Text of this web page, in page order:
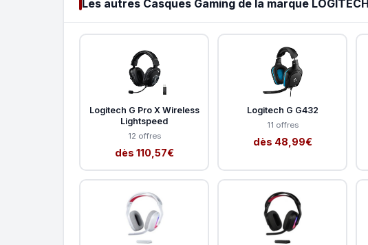
Les autres Casques Gaming de la marque LOGITECH
Logitech G Pro X Wireless
Lightspeed
12 offres
dès 110,57€
Logitech G G432
11 offres
dès 48,99€